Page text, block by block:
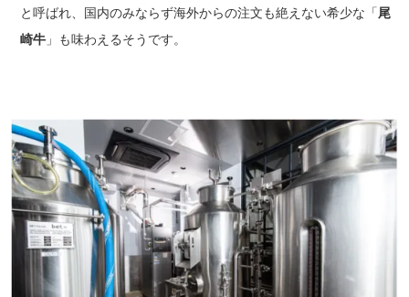
と呼ばれ、国内のみならず海外からの注文も絶えない希少な「尾
崎牛 」も味わえるそうです。